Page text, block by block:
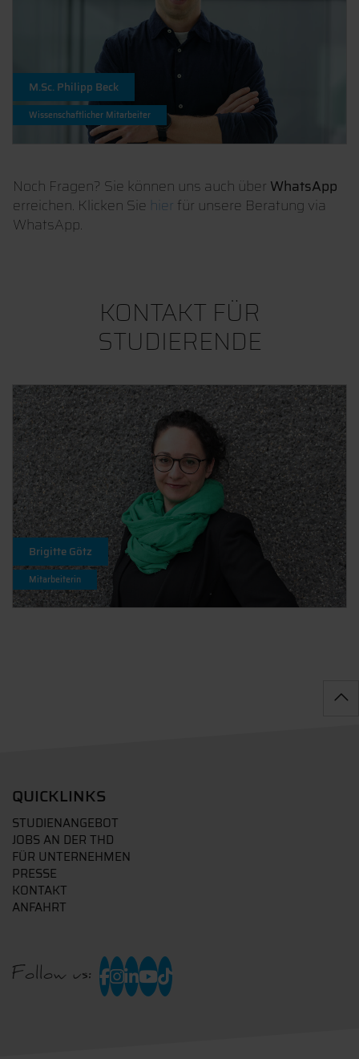
M.Sc. Philipp Beck
Wissenschaftlicher Mitarbeiter
Noch Fragen? Sie können uns auch über WhatsApp
erreichen. Klicken Sie hier für unsere Beratung via
WhatsApp.
KONTAKT FÜR
STUDIERENDE
Brigitte Götz
Mitarbeiterin
QUICKLINKS
STUDIENANGEBOT
JOBS AN DER THD
FÜR UNTERNEHMEN
PRESSE
KONTAKT
ANFAHRT
Follow us: